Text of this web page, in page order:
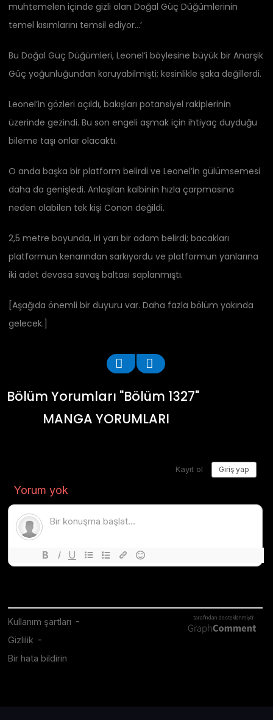
muhtemelen içinde gizli olan Doğal Güç Düğümlerinin
temel kısımlarını temsil ediyor…’
Bu Doğal Güç Düğümleri, Leonel’i böylesine büyük bir Anarşik
Güç yoğunluğundan koruyabilmişti; kesinlikle şaka değillerdi.
Leonel’in gözleri açıldı, bakışları potansiyel rakiplerinin
üzerinde gezindi. Bu son engeli aşmak için ihtiyaç duyduğu
bileme taşı onlar olacaktı.
O anda başka bir platform belirdi ve Leonel’in gülümsemesi
daha da genişledi. Anlaşılan kalbinin hızla çarpmasına
neden olabilen tek kişi Conon değildi.
2,5 metre boyunda, iri yarı bir adam belirdi; bacakları
platformun kenarından sarkıyordu ve platformun yanlarına
iki adet devasa savaş baltası saplanmıştı.
[Aşağıda önemli bir duyuru var. Daha fazla bölüm yakında
gelecek.]
Bölüm Yorumları "Bölüm 1327"
MANGA YORUMLARI